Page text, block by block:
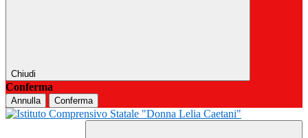
Chiudi
Conferma
Annulla Conferma